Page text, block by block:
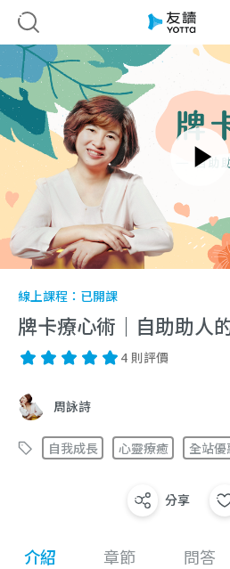
線上課程： 已開課
牌卡療心術｜自助助人
4 則評價
周詠詩
自我成長 心靈療癒 全站優
分享
介紹 章節 問答